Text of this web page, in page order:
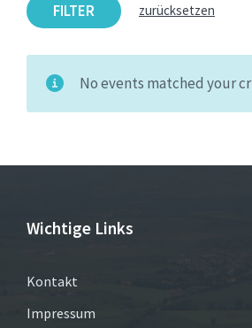
FILTER zurücksetzen
No events matched your
Wichtige Links
Kontakt
Impressum